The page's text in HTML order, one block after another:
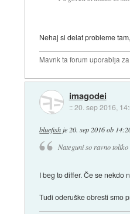
Nehaj si delat probleme
Mavrik ta forum uporablja
imagodei
::20. sep 2016,
bluefish je 20. sep 2016 ob
Nateguni so ravno
I beg to differ. Če se nekdo
Tudi oderuške obresti smo